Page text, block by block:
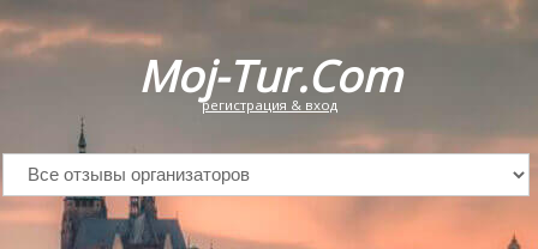
Moj-Tur.Com
регистрация & вход